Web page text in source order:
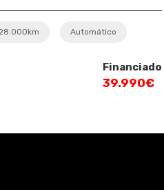
Automático
Financiado
39.990€